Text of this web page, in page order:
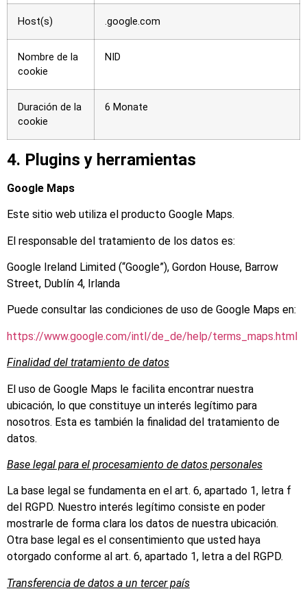
Host(s) .google.com
Nombre de la
cookie
NID
Duración de la
cookie
6 Monate
4. Plugins y herramientas
Google Maps
Este sitio web utiliza el producto Google Maps.
El responsable del tratamiento de los datos es:
Google Ireland Limited (“Google”), Gordon House, Barrow
Street, Dublín 4, Irlanda
Puede consultar las condiciones de uso de Google Maps en:
https://www.google.com/intl/de_de/help/terms_maps.html
Finalidad del tratamiento de datos
El uso de Google Maps le facilita encontrar nuestra
ubicación, lo que constituye un interés legítimo para
nosotros. Esta es también la finalidad del tratamiento de
datos.
Base legal para el procesamiento de datos personales
La base legal se fundamenta en el art. 6, apartado 1, letra f
del RGPD. Nuestro interés legítimo consiste en poder
mostrarle de forma clara los datos de nuestra ubicación.
Otra base legal es el consentimiento que usted haya
otorgado conforme al art. 6, apartado 1, letra a del RGPD.
Transferencia de datos a un tercer país